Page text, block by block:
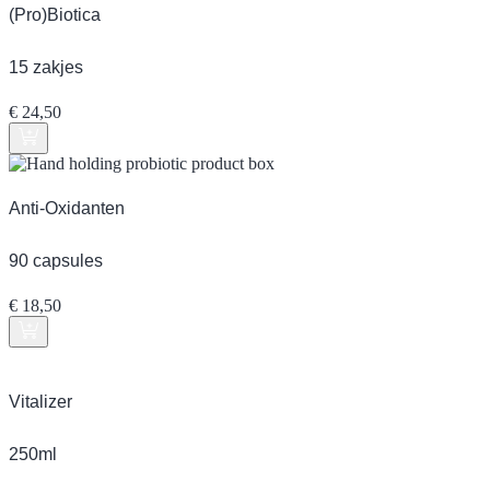
(Pro)Biotica
15 zakjes
€ 24,50
Anti-Oxidanten
90 capsules
€ 18,50
Vitalizer
250ml